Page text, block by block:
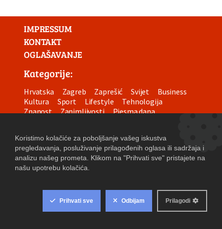
IMPRESSUM
KONTAKT
OGLAŠAVANJE
Kategorije:
Hrvatska Zagreb Zaprešić Svijet
Business
Kultura
Sport Lifestyle
Tehnologija
Znanost
Zanimljivosti
Pjesma dana
Uvjeti korištenja
Izjava o privatnosti